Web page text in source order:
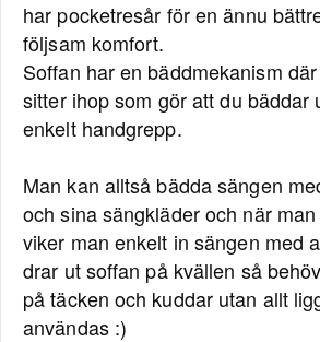
har pocketresår för en ännu
följsam komfort.
Soffan har en bäddmekanism
sitter ihop som gör att du bäddar
enkelt handgrepp.
Man kan alltså bädda sängen
och sina sängkläder och när
viker man enkelt in sängen med
drar ut soffan på kvällen så
på täcken och kuddar utan allt
användas :)